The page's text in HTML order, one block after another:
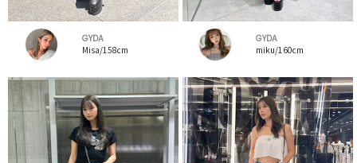
GYDA
Misa/158cm
GYDA
miku/160cm